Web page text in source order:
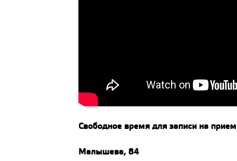
Свободное время для записи на прием
Малышева, 84